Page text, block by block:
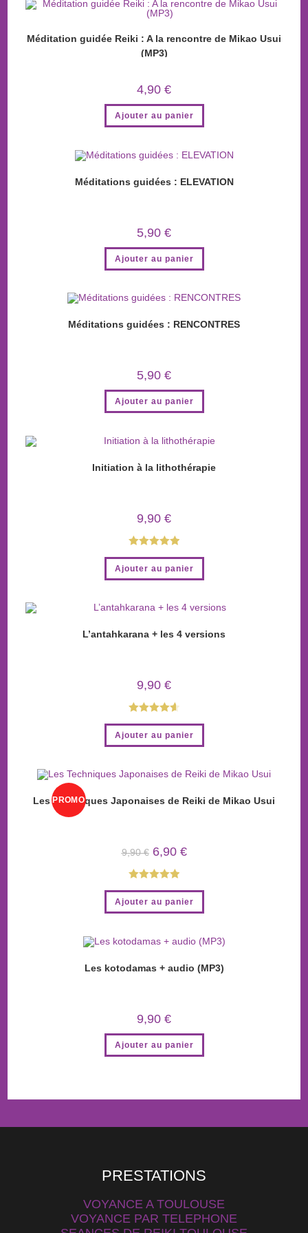
Méditation guidée Reiki : A la rencontre de Mikao Usui
(MP3)
4,90 €
Ajouter au panier
Méditations guidées : ELEVATION
5,90 €
Ajouter au panier
Méditations guidées : RENCONTRES
5,90 €
Ajouter au panier
Initiation à la lithothérapie
9,90 €
Note5.00
sur 5
Ajouter au panier
L’antahkarana + les 4 versions
9,90 €
Note4.67
sur 5
Ajouter au panier
PROMO
Les Techniques Japonaises de Reiki de Mikao Usui
9,90€ 6,90 €
Note5.00
sur 5
Ajouter au panier
Les kotodamas + audio (MP3)
9,90 €
Ajouter au panier
PRESTATIONS
VOYANCE A TOULOUSE
VOYANCE PAR TELEPHONE